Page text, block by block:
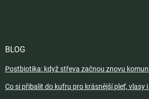
BLOG
Postbiotika: když střeva začnou znovu
Co si přibalit do kufru pro krásnější pleť, vlasy